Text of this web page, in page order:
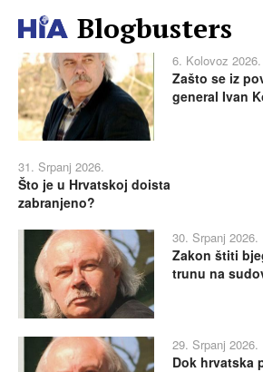
Blogbusters
6. Kolovoz 2026.
Zašto se iz
general Ivan
31. Srpanj 2026.
Što je u Hrvatskoj doista
zabranjeno?
30. Srpanj 2026.
Zakon štiti
trunu na
29. Srpanj 2026.
Dok hrvatska